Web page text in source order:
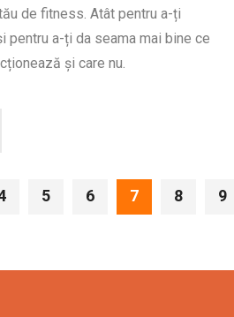
de fitness. Atât pentru a-ți
pentru a-ți da seama mai bine ce
și care nu.
5 6 7 8 9